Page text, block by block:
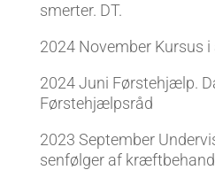
smerter. DT.
2024 November Kursus
2024 Juni Førstehjælp.
Førstehjælpsråd
2023 September
senfølger af